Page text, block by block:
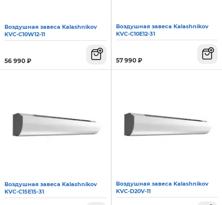
Воздушная завеса Kalashnikov
KVС-C10W12-11
56 990 ₽
Воздушная завеса Kalashnikov
KVС-C10E12-31
57 990 ₽
Воздушная завеса Kalashnikov
KVС-C15E15-31
Воздушная завеса Kalashnikov
KVC-D20V-11